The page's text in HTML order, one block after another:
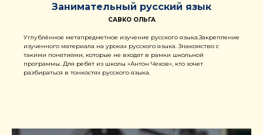
Занимательный русский язык
САВКО ОЛЬГА
Углублённое метапредметное изучение русского языка.Закрепление
изученного материала на уроках русского языка. Знакомство с
такими понятиями, которые не входят в рамки школьной
программы. Для ребят из школы «Антон Чехов», кто хочет
разбираться в тонкостях русского языка.